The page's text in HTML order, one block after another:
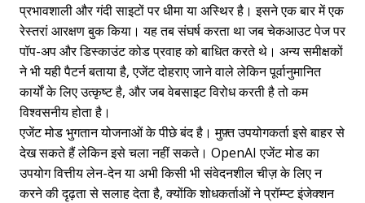
प्रभावशाली और गंदी साइटों पर धीमा या अस्थिर है। इसने एक बार में एक
रेस्तरां आरक्षण बुक किया। यह तब संघर्ष करता था जब चेकआउट पेज पर
पॉप-अप और डिस्काउंट कोड प्रवाह को बाधित करते थे। अन्य समीक्षकों
ने भी यही पैटर्न बताया है, एजेंट दोहराए जाने वाले लेकिन पूर्वानुमानित
कार्यों के लिए उत्कृष्ट है, और जब वेबसाइट विरोध करती है तो कम
विश्वसनीय होता है।
एजेंट मोड भुगतान योजनाओं के पीछे बंद है। मुफ़्त उपयोगकर्ता इसे बाहर से
देख सकते हैं लेकिन इसे चला नहीं सकते। OpenAI एजेंट मोड का
उपयोग वित्तीय लेन-देन या अभी किसी भी संवेदनशील चीज़ के लिए न
करने की दृढ़ता से सलाह देता है, क्योंकि शोधकर्ताओं ने प्रॉम्प्ट इंजेक्शन